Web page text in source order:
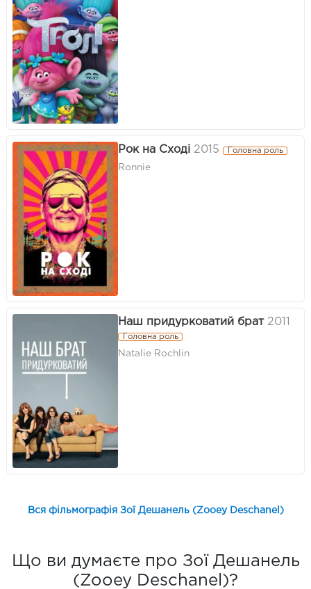
Рок на Сході 2015 Головна роль
Ronnie
Наш придурковатий брат 2011
Головна роль
Natalie Rochlin
Вся фільмографія Зої Дешанель (Zooey Deschanel)
Що ви думаєте про Зої Дешанель
(Zooey Deschanel)?